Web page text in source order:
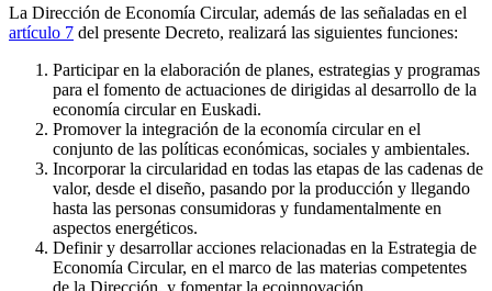
La Dirección de Economía Circular, además de las señaladas en el
artículo 7 del presente Decreto, realizará las siguientes funciones:
Participar en la elaboración de planes, estrategias y programas
para el fomento de actuaciones de dirigidas al desarrollo de la
economía circular en Euskadi.
Promover la integración de la economía circular en el
conjunto de las políticas económicas, sociales y ambientales.
Incorporar la circularidad en todas las etapas de las cadenas de
valor, desde el diseño, pasando por la producción y llegando
hasta las personas consumidoras y fundamentalmente en
aspectos energéticos.
Definir y desarrollar acciones relacionadas en la Estrategia de
Economía Circular, en el marco de las materias competentes
de la Dirección, y fomentar la ecoinnovación.